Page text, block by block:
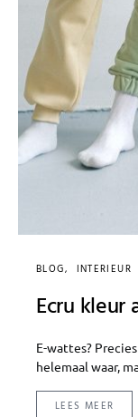
BLOG INTERIEUR
Ecru kleur
E-wattes?
helemaal waar,
LEES MEER